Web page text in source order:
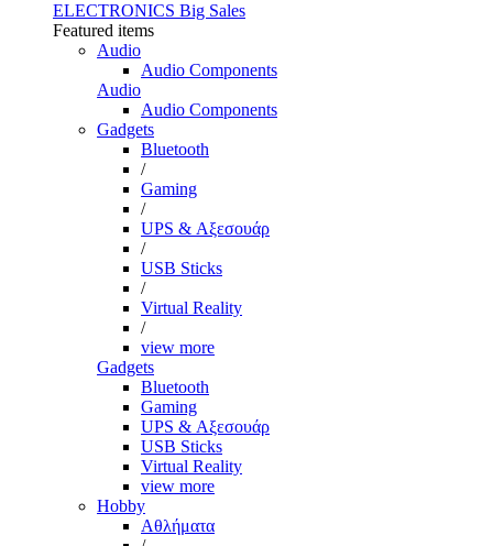
ELECTRONICS Big Sales
Featured items
Audio
Audio Components
Audio
Audio Components
Gadgets
Bluetooth
/
Gaming
/
UPS & Αξεσουάρ
/
USB Sticks
/
Virtual Reality
/
view more
Gadgets
Bluetooth
Gaming
UPS & Αξεσουάρ
USB Sticks
Virtual Reality
view more
Hobby
Αθλήματα